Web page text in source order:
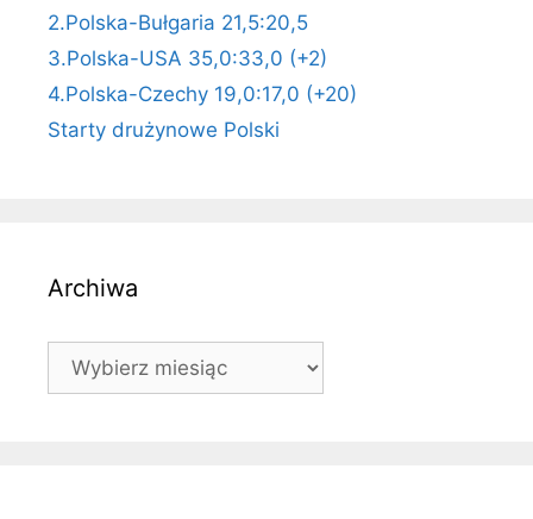
2.Polska-Bułgaria 21,5:20,5
3.Polska-USA 35,0:33,0 (+2)
4.Polska-Czechy 19,0:17,0 (+20)
Starty drużynowe Polski
Archiwa
Archiwa